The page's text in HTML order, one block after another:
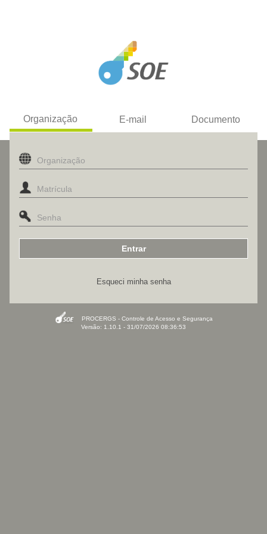
Organização E-mail Documento
Esqueci minha senha
PROCERGS - Controle de Acesso e Segurança
Versão: 1.10.1 - 31/07/2026 08:36:53